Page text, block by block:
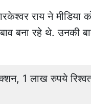
राय ने मीडिया
बना रहे थे. उनकी
1 लाख रुपये